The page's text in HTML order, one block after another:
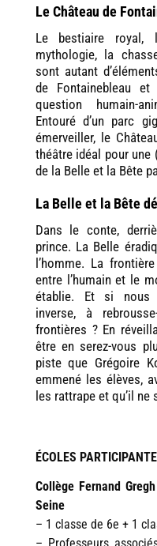
Le Château de
Le bestiaire royal,
mythologie, la
sont autant
de Fontainebleau
question humain-
Entouré d’un parc
émerveiller, le
théâtre idéal pour
de la Belle et la Bête
La Belle et la Bête
Dans le conte,
prince. La Belle
l’homme. La
entre l’humain et le
établie. Et si nous
inverse, à
frontières ? En
être en serez-vous
piste que Grégoire
emmené les élèves,
les rattrape et qu’il
ÉCOLES
Collège Fernand
Seine
– 1 classe de 6e + 1